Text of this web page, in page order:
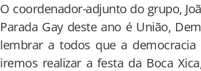
O coordenador-adjunto do grupo,
Parada Gay deste ano é União,
lembrar a todos que a
iremos realizar a festa da Boca